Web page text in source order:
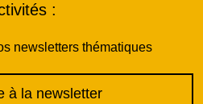
:
newsletters thématiques
à la newsletter